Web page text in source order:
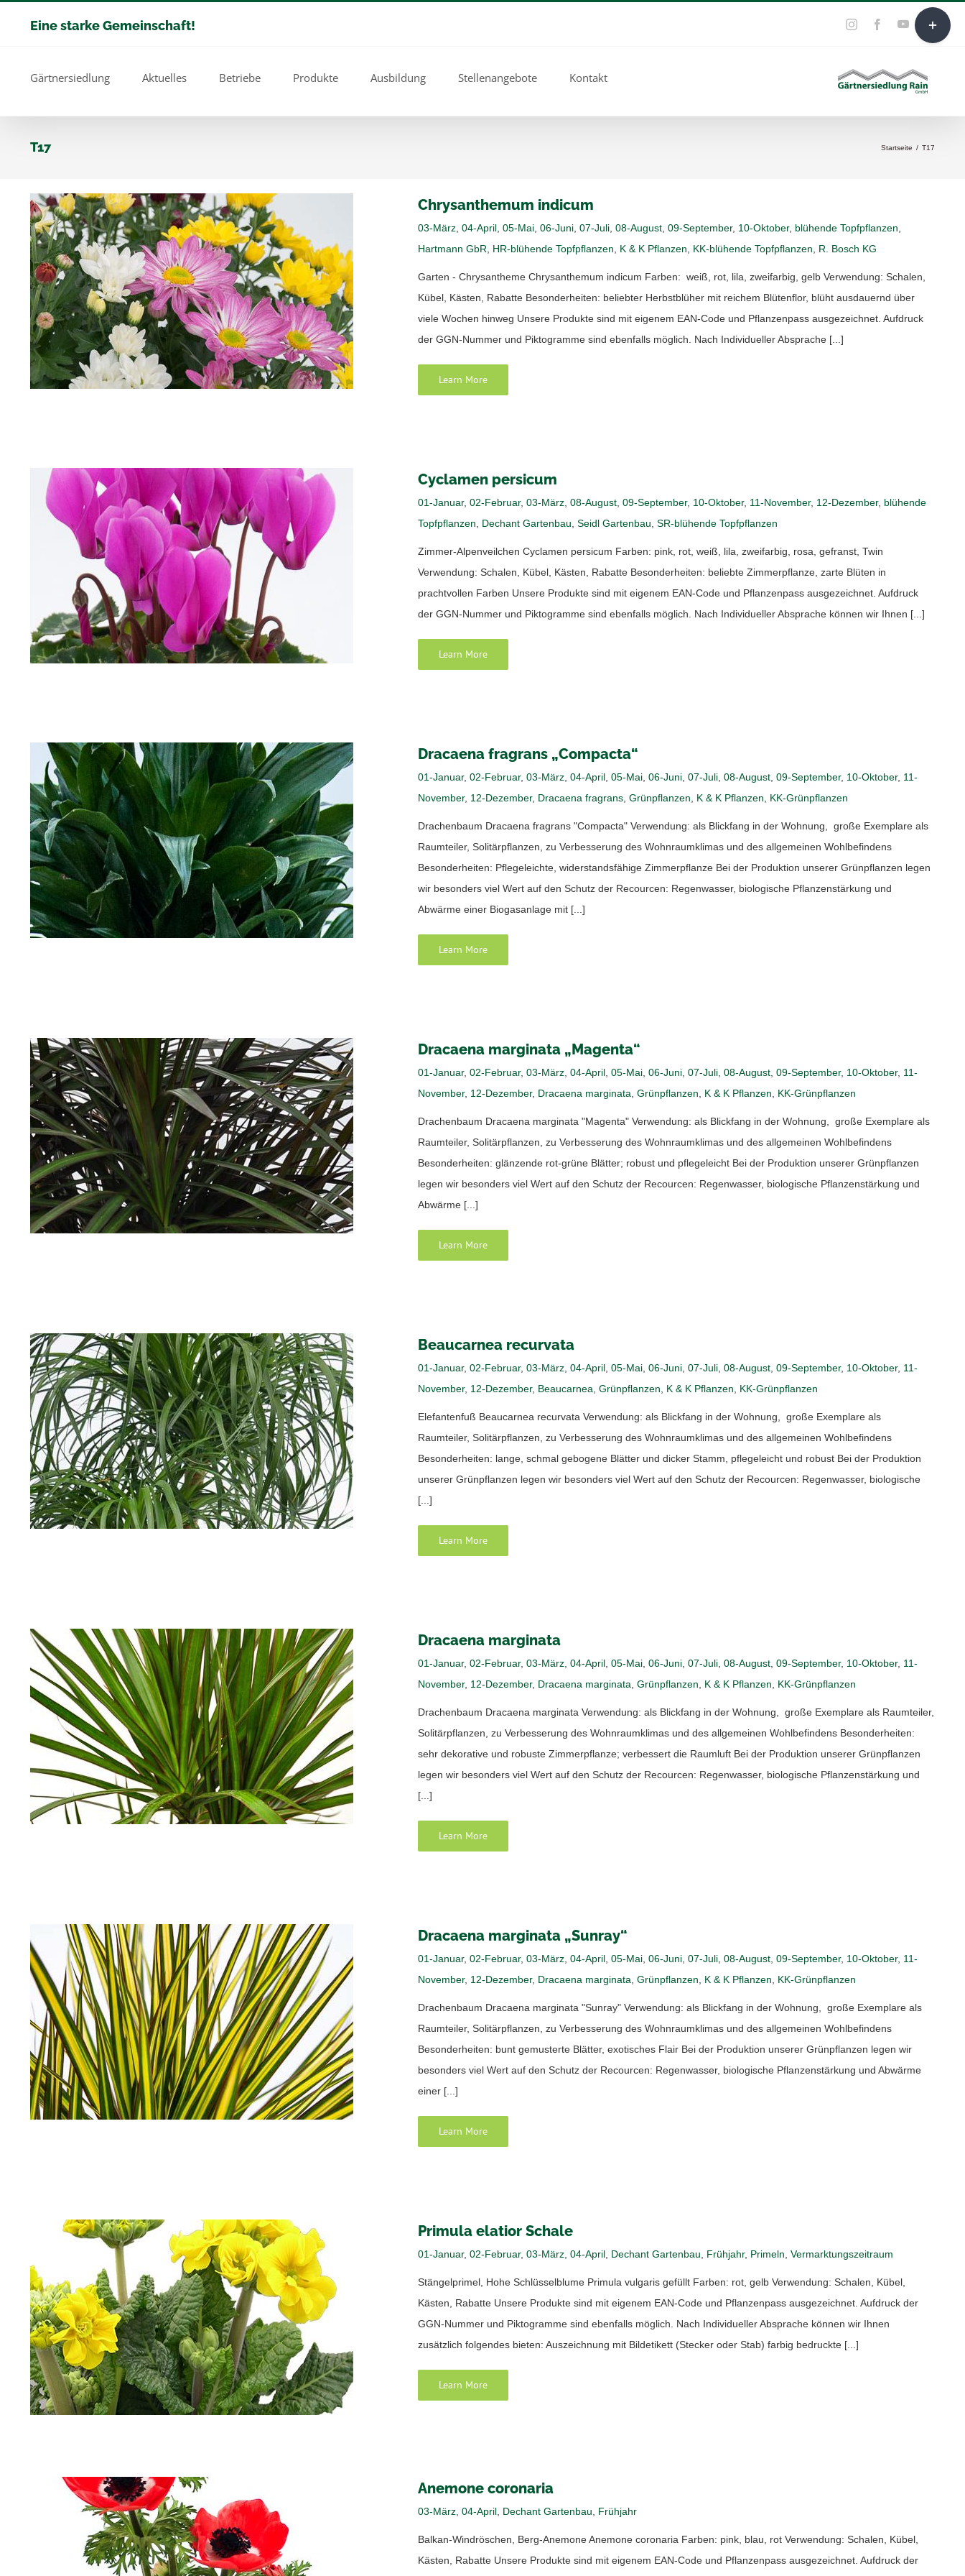
Eine starke Gemeinschaft! InstagramFacebookYouTube
E-
Mail
Gärtnersiedlung Aktuelles Betriebe Produkte Ausbildung Stellenangebote Kontakt
T17 Startseite / T17
Chrysanthemum indicum
03-März 04-April 05-Mai 06-Juni 07-Juli 08-August 09-September, 10-Oktober, blühende Topfpflanzen
Hartmann GbR
HR-blühende Topfpflanzen K & K Pflanzen KK-blühende Topfpflanzen R. Bosch KG
Garten - Chrysantheme Chrysanthemum indicum Farben: weiß, rot, lila, zweifarbig, gelb Verwendung: Schalen,
Kübel, Kästen, Rabatte Besonderheiten: beliebter Herbstblüher mit reichem Blütenflor, blüht ausdauernd über
viele Wochen hinweg Unsere Produkte sind mit eigenem EAN-Code und Pflanzenpass ausgezeichnet. Aufdruck
der GGN-Nummer und Piktogramme sind ebenfalls möglich. Nach Individueller Absprache [...]
Learn More
Cyclamen persicum
01-Januar, 02-Februar, 03-März 08-August 09-September, 10-Oktober, 11-November, 12-Dezember, blühende
Topfpflanzen
Dechant Gartenbau Seidl Gartenbau SR-blühende Topfpflanzen
Zimmer-Alpenveilchen Cyclamen persicum Farben: pink, rot, weiß, lila, zweifarbig, rosa, gefranst, Twin
Verwendung: Schalen, Kübel, Kästen, Rabatte Besonderheiten: beliebte Zimmerpflanze, zarte Blüten in
prachtvollen Farben Unsere Produkte sind mit eigenem EAN-Code und Pflanzenpass ausgezeichnet. Aufdruck
der GGN-Nummer und Piktogramme sind ebenfalls möglich. Nach Individueller Absprache können wir Ihnen [...]
Learn More
Dracaena fragrans „Compacta“
01-Januar, 02-Februar, 03-März 04-April 05-Mai 06-Juni 07-Juli 08-August 09-September, 10-Oktober, 11-
November, 12-Dezember, Dracaena fragrans Grünpflanzen K & K Pflanzen KK-Grünpflanzen
Drachenbaum Dracaena fragrans "Compacta" Verwendung: als Blickfang in der Wohnung, große Exemplare als
Raumteiler, Solitärpflanzen, zu Verbesserung des Wohnraumklimas und des allgemeinen Wohlbefindens
Besonderheiten: Pflegeleichte, widerstandsfähige Zimmerpflanze Bei der Produktion unserer Grünpflanzen legen
wir besonders viel Wert auf den Schutz der Recourcen: Regenwasser, biologische Pflanzenstärkung und
Abwärme einer Biogasanlage mit [...]
Learn More
Dracaena marginata „Magenta“
01-Januar, 02-Februar, 03-März 04-April 05-Mai 06-Juni 07-Juli 08-August 09-September, 10-Oktober, 11-
November, 12-Dezember, Dracaena marginata Grünpflanzen K & K Pflanzen KK-Grünpflanzen
Drachenbaum Dracaena marginata "Magenta" Verwendung: als Blickfang in der Wohnung, große Exemplare als
Raumteiler, Solitärpflanzen, zu Verbesserung des Wohnraumklimas und des allgemeinen Wohlbefindens
Besonderheiten: glänzende rot-grüne Blätter; robust und pflegeleicht Bei der Produktion unserer Grünpflanzen
legen wir besonders viel Wert auf den Schutz der Recourcen: Regenwasser, biologische Pflanzenstärkung und
Abwärme [...]
Learn More
Beaucarnea recurvata
01-Januar, 02-Februar, 03-März 04-April 05-Mai 06-Juni 07-Juli 08-August 09-September, 10-Oktober, 11-
November, 12-Dezember, Beaucarnea Grünpflanzen K & K Pflanzen KK-Grünpflanzen
Elefantenfuß Beaucarnea recurvata Verwendung: als Blickfang in der Wohnung, große Exemplare als
Raumteiler, Solitärpflanzen, zu Verbesserung des Wohnraumklimas und des allgemeinen Wohlbefindens
Besonderheiten: lange, schmal gebogene Blätter und dicker Stamm, pflegeleicht und robust Bei der Produktion
unserer Grünpflanzen legen wir besonders viel Wert auf den Schutz der Recourcen: Regenwasser, biologische
[...]
Learn More
Dracaena marginata
01-Januar, 02-Februar, 03-März 04-April 05-Mai 06-Juni 07-Juli 08-August 09-September, 10-Oktober, 11-
November, 12-Dezember, Dracaena marginata Grünpflanzen K & K Pflanzen KK-Grünpflanzen
Drachenbaum Dracaena marginata Verwendung: als Blickfang in der Wohnung, große Exemplare als Raumteiler,
Solitärpflanzen, zu Verbesserung des Wohnraumklimas und des allgemeinen Wohlbefindens Besonderheiten:
sehr dekorative und robuste Zimmerpflanze; verbessert die Raumluft Bei der Produktion unserer Grünpflanzen
legen wir besonders viel Wert auf den Schutz der Recourcen: Regenwasser, biologische Pflanzenstärkung und
[...]
Learn More
Dracaena marginata „Sunray“
01-Januar, 02-Februar, 03-März 04-April 05-Mai 06-Juni 07-Juli 08-August 09-September, 10-Oktober, 11-
November, 12-Dezember, Dracaena marginata Grünpflanzen K & K Pflanzen KK-Grünpflanzen
Drachenbaum Dracaena marginata "Sunray" Verwendung: als Blickfang in der Wohnung, große Exemplare als
Raumteiler, Solitärpflanzen, zu Verbesserung des Wohnraumklimas und des allgemeinen Wohlbefindens
Besonderheiten: bunt gemusterte Blätter, exotisches Flair Bei der Produktion unserer Grünpflanzen legen wir
besonders viel Wert auf den Schutz der Recourcen: Regenwasser, biologische Pflanzenstärkung und Abwärme
einer [...]
Learn More
Primula elatior Schale
01-Januar, 02-Februar, 03-März 04-April Dechant Gartenbau Frühjahr, Primeln Vermarktungszeitraum
Stängelprimel, Hohe Schlüsselblume Primula vulgaris gefüllt Farben: rot, gelb Verwendung: Schalen, Kübel,
Kästen, Rabatte Unsere Produkte sind mit eigenem EAN-Code und Pflanzenpass ausgezeichnet. Aufdruck der
GGN-Nummer und Piktogramme sind ebenfalls möglich. Nach Individueller Absprache können wir Ihnen
zusätzlich folgendes bieten: Auszeichnung mit Bildetikett (Stecker oder Stab) farbig bedruckte [...]
Learn More
Anemone coronaria
03-März 04-April Dechant Gartenbau Frühjahr
Balkan-Windröschen, Berg-Anemone Anemone coronaria Farben: pink, blau, rot Verwendung: Schalen, Kübel,
Kästen, Rabatte Unsere Produkte sind mit eigenem EAN-Code und Pflanzenpass ausgezeichnet. Aufdruck der
Toggle
Sliding
Area